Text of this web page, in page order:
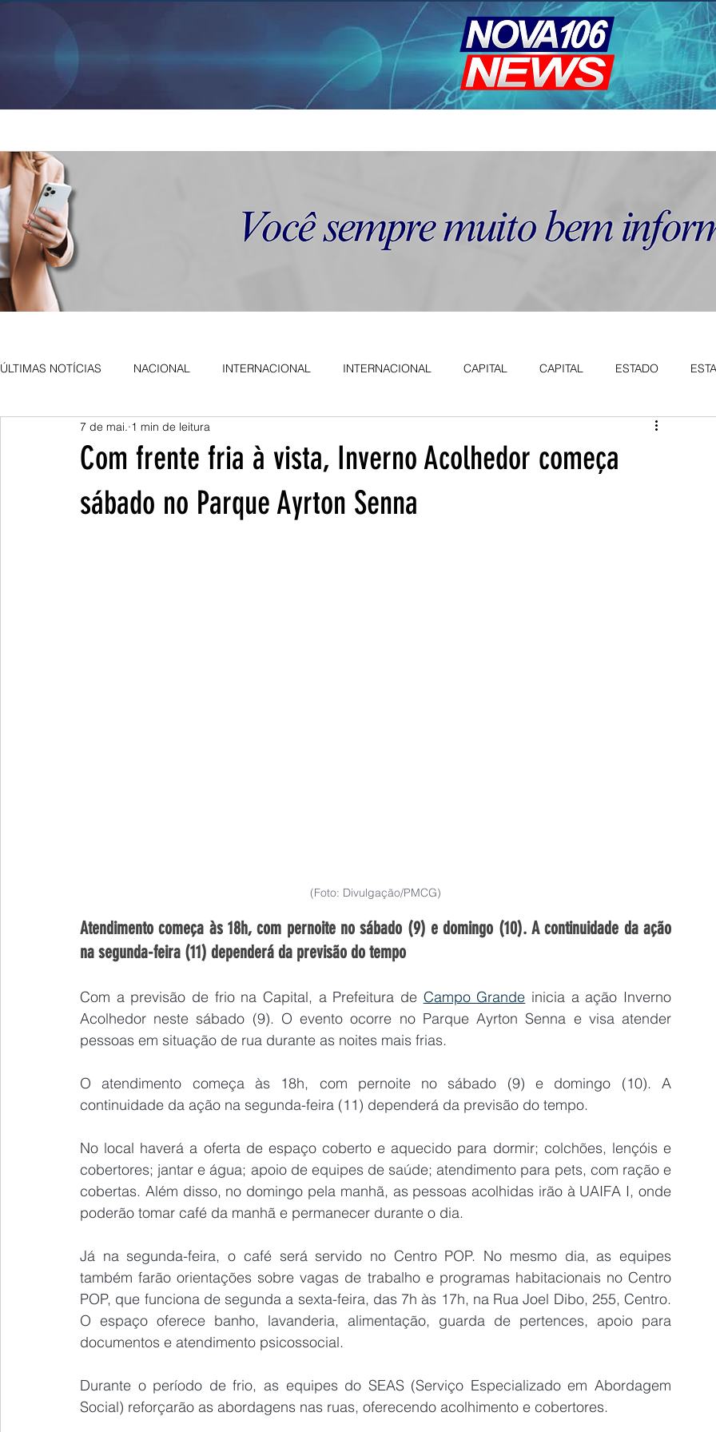
ÚLTIMAS NOTÍCIAS NACIONAL INTERNACIONAL INTERNACIONAL CAPITAL CAPITAL ESTADO
AGRO NEWS DESTAQUE
Com frente fria à vista, Inverno Acolhedor começa
sábado no Parque Ayrton Senna
7 de mai. 1 min de leitura
(Foto: Divulgação/PMCG)
Atendimento começa às 18h, com pernoite no sábado (9) e domingo (10). A continuidade da ação
na segunda-feira (11) dependerá da previsão do tempo
Com a previsão de frio na Capital, a Prefeitura de Campo Grande inicia a ação Inverno
Acolhedor neste sábado (9). O evento ocorre no Parque Ayrton Senna e visa atender
pessoas em situação de rua durante as noites mais frias.
O atendimento começa às 18h, com pernoite no sábado (9) e domingo (10). A
continuidade da ação na segunda-feira (11) dependerá da previsão do tempo.
No local haverá a oferta de espaço coberto e aquecido para dormir; colchões, lençóis e
cobertores; jantar e água; apoio de equipes de saúde; atendimento para pets, com ração e
cobertas. Além disso, no domingo pela manhã, as pessoas acolhidas irão à UAIFA I, onde
poderão tomar café da manhã e permanecer durante o dia.
Já na segunda-feira, o café será servido no Centro POP. No mesmo dia, as equipes
também farão orientações sobre vagas de trabalho e programas habitacionais no Centro
POP, que funciona de segunda a sexta-feira, das 7h às 17h, na Rua Joel Dibo, 255, Centro.
O espaço oferece banho, lavanderia, alimentação, guarda de pertences, apoio para
documentos e atendimento psicossocial.
Durante o período de frio, as equipes do SEAS (Serviço Especializado em Abordagem
Social) reforçarão as abordagens nas ruas, oferecendo acolhimento e cobertores.